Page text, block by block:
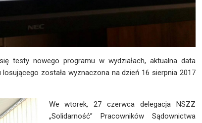
testy nowego programu w wydziałach, aktualna data
została wyznaczona na dzień 16 sierpnia 2017
We wtorek, 27 czerwca delegacja NSZZ
„Solidarność” Pracowników Sądownictwa